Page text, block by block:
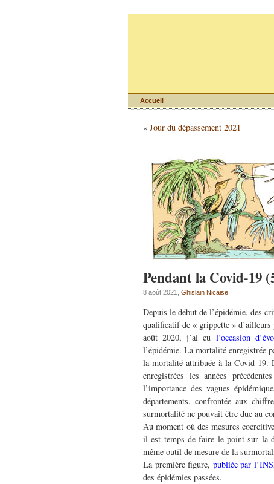
Accueil
« Jour du dépassement 2021
Pendant la Covid-19
8 août 2021, Ghislain Nicaise
Depuis le début de l’épidémie, des
qualificatif de « grippette »
août 2020, j’ai eu l’occasion
l’épidémie. La mortalité enregistrée
la mortalité attribuée à la Covid-19.
enregistrées les années
l’importance des vagues
départements, confrontée aux
surmortalité ne pouvait être due au
Au moment où des mesures
il est temps de faire le point sur la
même outil de mesure de la
La première figure, publiée par
des épidémies passées.